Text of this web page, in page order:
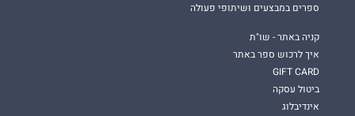
ספרים במבצעים ושיתופי פעולה
קניה באתר - שו"ת
איך לרכוש ספר באתר
GIFT CARD
ביטול עסקה
אינדיבלוג